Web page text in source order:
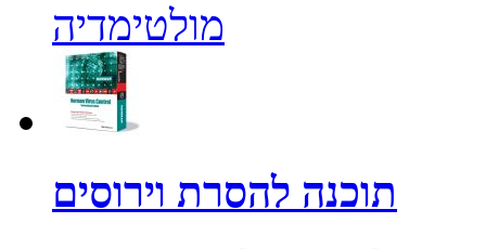
מולטימדיה
תוכנה להסרת וירוסים